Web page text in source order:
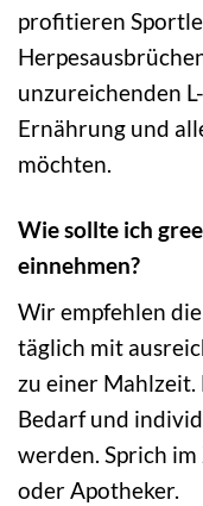
profitieren
unzureichenden
Ernährung und
möchten.
Wie sollte ich
einnehmen?
Wir empfehlen
täglich mit
zu einer Mahlzeit.
Bedarf und
werden. Sprich
oder Apotheker.